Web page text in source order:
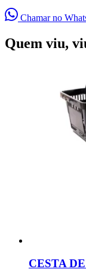
Chamar no
Quem viu,
CESTA